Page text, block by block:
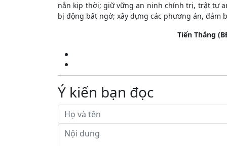
nắn kịp thời; giữ vững an ninh chính trị, trật tự
bị động bất ngờ; xây dựng các phương án, đảm
Tiến Thắng (BĐBP
Ý kiến bạn đọc